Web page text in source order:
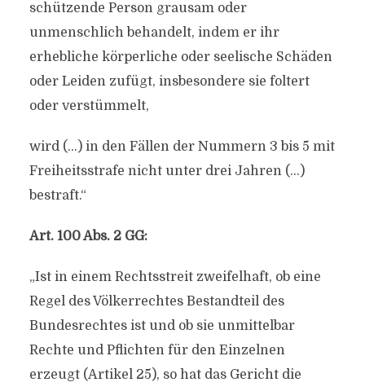
schützende Person grausam oder
unmenschlich behandelt, indem er ihr
erhebliche körperliche oder seelische Schäden
oder Leiden zufügt, insbesondere sie foltert
oder verstümmelt,
wird (…) in den Fällen der Nummern 3 bis 5 mit
Freiheitsstrafe nicht unter drei Jahren (…)
bestraft.“
Art. 100 Abs. 2 GG:
„Ist in einem Rechtsstreit zweifelhaft, ob eine
Regel des Völkerrechtes Bestandteil des
Bundesrechtes ist und ob sie unmittelbar
Rechte und Pflichten für den Einzelnen
erzeugt (Artikel 25), so hat das Gericht die